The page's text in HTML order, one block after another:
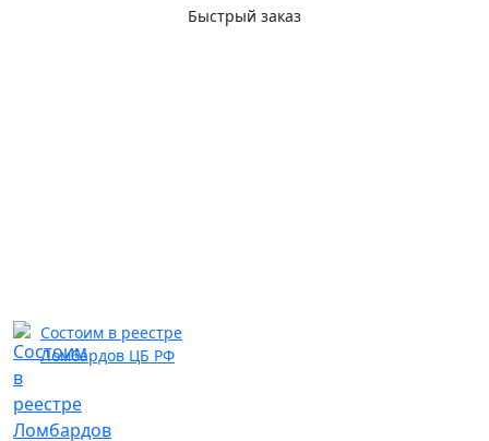
Быстрый заказ
Состоим в реестре
Ломбардов ЦБ РФ